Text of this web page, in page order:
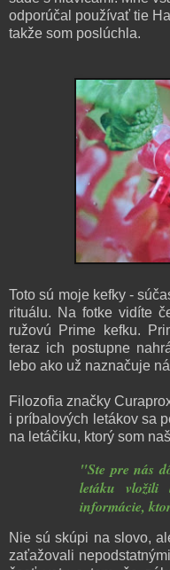
odporúčal používať tie
takže som poslúchla.
Toto sú moje kefky -
rituálu. Na fotke vidíte
ružovú Prime kefku.
teraz ich postupne
lebo ako už naznačuje
Filozofia značky
i príbalových letákov sa
na letáčiku, ktorý som
"Ste pre nás
letáku vložili
informácie,
Nie sú skúpi na slovo,
zaťažovali